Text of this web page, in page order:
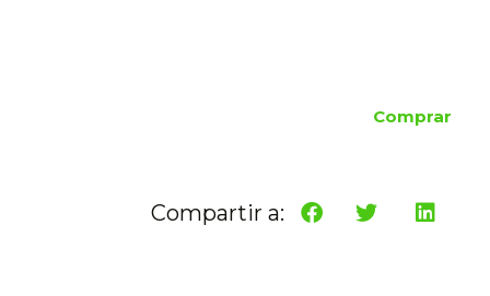
Comprar
Compartir a: